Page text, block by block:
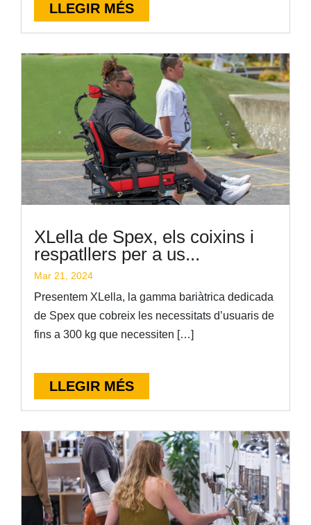
LLEGIR MÉS
XLella de Spex, els coixins i
respatllers per a us...
Mar 21, 2024
Presentem XLella, la gamma bariàtrica dedicada
de Spex que cobreix les necessitats d’usuaris de
fins a 300 kg que necessiten […]
LLEGIR MÉS